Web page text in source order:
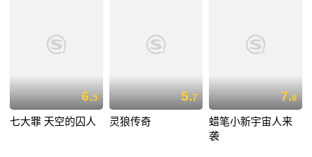
6.5
七大罪 天空的囚人
5.7
灵狼传奇
7.6
蜡笔小新宇宙人来
袭